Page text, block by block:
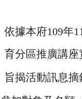
依據本府109年
育分區推廣講座
旨揭活動訊息摘